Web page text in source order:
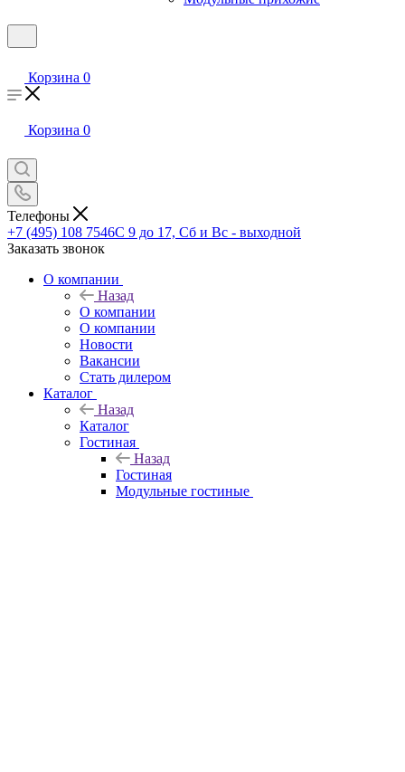
Корзина 0
Корзина 0
Телефоны
+7 (495) 108 7546С 9 до 17, Сб и Вс - выходной
Заказать звонок
О компании
Назад
О компании
О компании
Новости
Вакансии
Стать дилером
Каталог
Назад
Каталог
Гостиная
Назад
Гостиная
Модульные гостиные